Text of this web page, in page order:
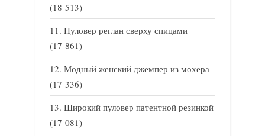
(18 513)
Пуловер реглан сверху спицами
(17 861)
Модный женский джемпер из мохера
(17 336)
Широкий пуловер патентной резинкой
(17 081)